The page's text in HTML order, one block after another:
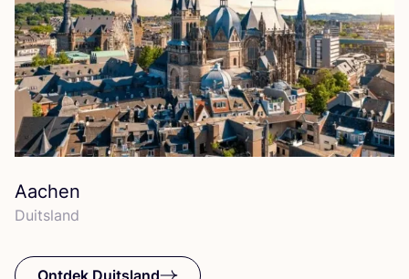
Aachen
Duits­land
Ontdek Duitsland